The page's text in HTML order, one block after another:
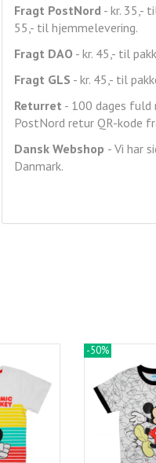
Fragt PostNord- kr. 35,-
55,- til hjemmelevering.
Fragt DAO - kr. 45,- til
Fragt GLS - kr. 45,- til
Returret - 100 dages fuld
PostNord retur QR-kode
Dansk Webshop - Vi har
Danmark.
-50%